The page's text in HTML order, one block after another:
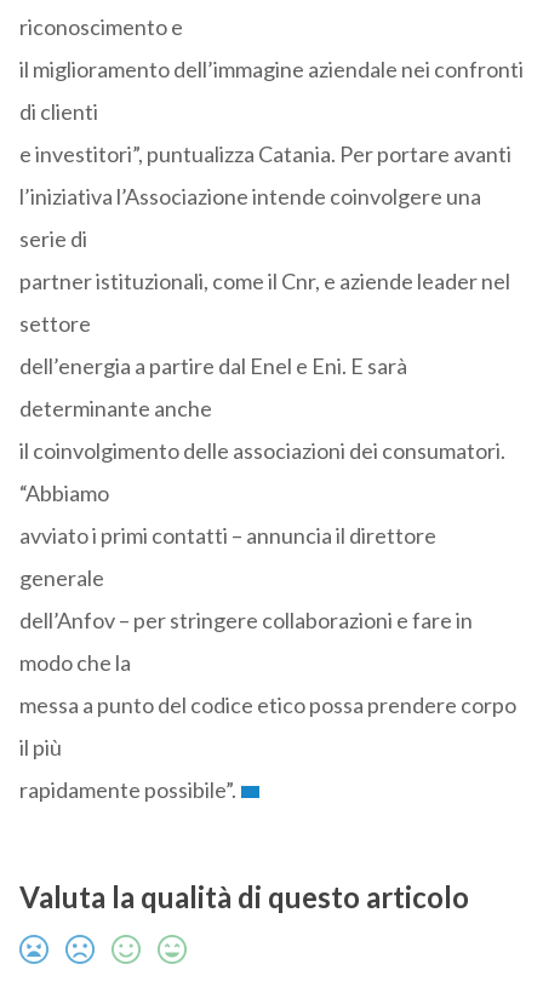
riconoscimento e
il miglioramento dell’immagine aziendale nei confronti
di clienti
e investitori”, puntualizza Catania. Per portare avanti
l’iniziativa l’Associazione intende coinvolgere una
serie di
partner istituzionali, come il Cnr, e aziende leader nel
settore
dell’energia a partire dal Enel e Eni. E sarà
determinante anche
il coinvolgimento delle associazioni dei consumatori.
“Abbiamo
avviato i primi contatti – annuncia il direttore
generale
dell’Anfov – per stringere collaborazioni e fare in
modo che la
messa a punto del codice etico possa prendere corpo
il più
rapidamente possibile”.
Valuta la qualità di questo articolo